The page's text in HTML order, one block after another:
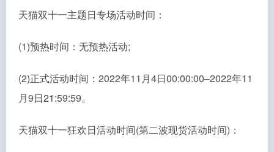
天猫双十一主题日专场活动时间：
(1)预热时间：无预热活动;
(2)正式活动时间：2022年11月4日00:00:00–2022年11
月9日21:59:59。
天猫双十一狂欢日活动时间(第二波现货活动时间)：